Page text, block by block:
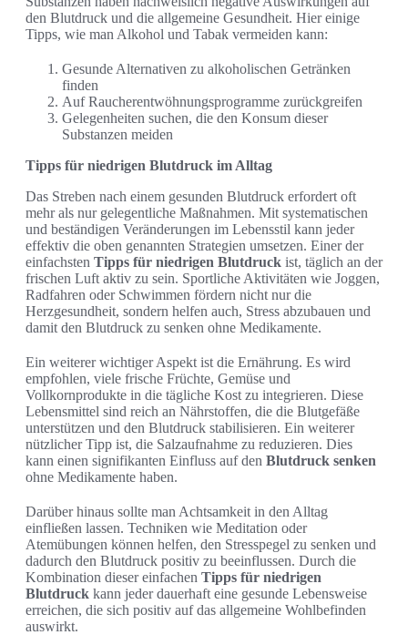
den Blutdruck und die allgemeine Gesundheit. Hier einige
Tipps, wie man Alkohol und Tabak vermeiden kann:
Gesunde Alternativen zu alkoholischen Getränken
finden
Auf Raucherentwöhnungsprogramme zurückgreifen
Gelegenheiten suchen, die den Konsum dieser
Substanzen meiden
Tipps für niedrigen Blutdruck im Alltag
Das Streben nach einem gesunden Blutdruck erfordert oft
mehr als nur gelegentliche Maßnahmen. Mit systematischen
und beständigen Veränderungen im Lebensstil kann jeder
effektiv die oben genannten Strategien umsetzen. Einer der
einfachsten Tipps für niedrigen Blutdruck ist, täglich an der
frischen Luft aktiv zu sein. Sportliche Aktivitäten wie Joggen,
Radfahren oder Schwimmen fördern nicht nur die
Herzgesundheit, sondern helfen auch, Stress abzubauen und
damit den Blutdruck zu senken ohne Medikamente.
Ein weiterer wichtiger Aspekt ist die Ernährung. Es wird
empfohlen, viele frische Früchte, Gemüse und
Vollkornprodukte in die tägliche Kost zu integrieren. Diese
Lebensmittel sind reich an Nährstoffen, die die Blutgefäße
unterstützen und den Blutdruck stabilisieren. Ein weiterer
nützlicher Tipp ist, die Salzaufnahme zu reduzieren. Dies
kann einen signifikanten Einfluss auf den Blutdruck senken
ohne Medikamente haben.
Darüber hinaus sollte man Achtsamkeit in den Alltag
einfließen lassen. Techniken wie Meditation oder
Atemübungen können helfen, den Stresspegel zu senken und
dadurch den Blutdruck positiv zu beeinflussen. Durch die
Kombination dieser einfachen Tipps für niedrigen
Blutdruck kann jeder dauerhaft eine gesunde Lebensweise
erreichen, die sich positiv auf das allgemeine Wohlbefinden
auswirkt.